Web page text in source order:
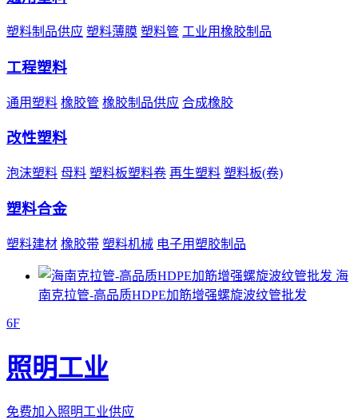
塑料制品供应 塑料薄膜 塑料管 工业用橡胶制品
工程塑料
通用塑料 橡胶管 橡胶制品供应 合成橡胶
改性塑料
泡沫塑料 母料 塑料板塑料卷 再生塑料 塑料板(卷)
塑料合金
塑料建材 橡胶带 塑料机械 电子用塑胶制品
海
南克拉管-高品质HDPE加筋增强螺旋波纹管批发
6F
照明工业
免费加入照明工业供应